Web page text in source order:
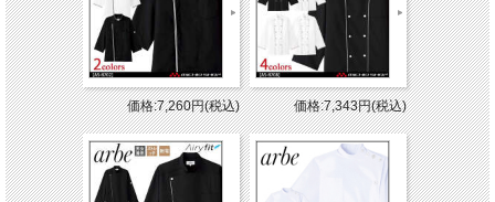
価格:7,260円(税込) 価格:7,343円(税込)